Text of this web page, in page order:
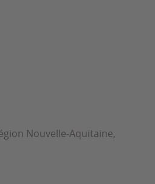
Nouvelle-Aquitaine,